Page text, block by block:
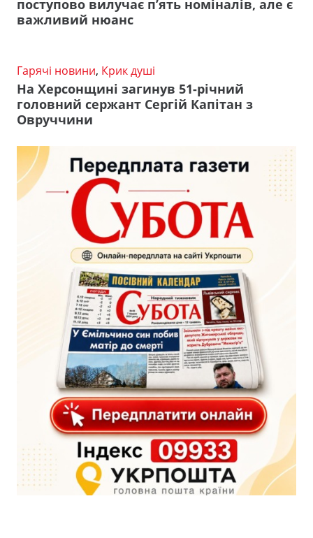
поступово вилучає п’ять номіналів, але є
важливий нюанс
Гарячі новини, Крик душі
На Херсонщині загинув 51-річний
головний сержант Сергій Капітан з
Овруччини